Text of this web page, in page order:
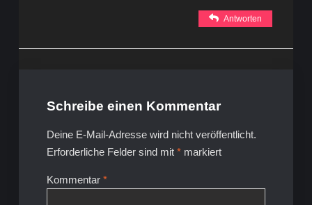
Antworten
Schreibe einen Kommentar
Deine E-Mail-Adresse wird nicht veröffentlicht.
Erforderliche Felder sind mit *markiert
Kommentar *